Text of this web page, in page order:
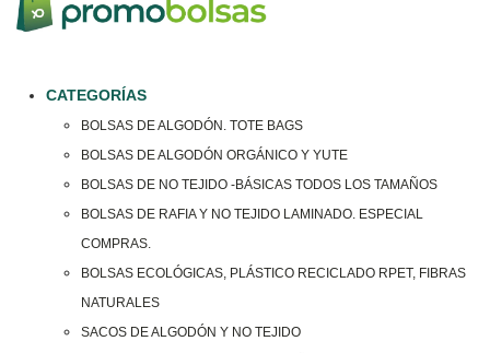
CATEGORÍAS
BOLSAS DE ALGODÓN. TOTE BAGS
BOLSAS DE ALGODÓN ORGÁNICO Y YUTE
BOLSAS DE NO TEJIDO -BÁSICAS TODOS LOS TAMAÑOS
BOLSAS DE RAFIA Y NO TEJIDO LAMINADO. ESPECIAL
COMPRAS.
BOLSAS ECOLÓGICAS, PLÁSTICO RECICLADO RPET, FIBRAS
NATURALES
SACOS DE ALGODÓN Y NO TEJIDO